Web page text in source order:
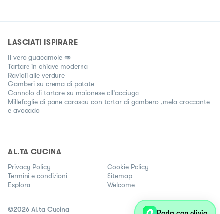
LASCIATI ISPIRARE
Il vero guacamole 🥑
Tartare in chiave moderna
Ravioli alle verdure
Gamberi su crema di patate
Cannolo di tartare su maionese all'acciuga
Millefoglie di pane carasau con tartar di gambero ,mela croccante
e avocado
AL.TA CUCINA
Privacy Policy
Cookie Policy
Termini e condizioni
Sitemap
Esplora
Welcome
©2026 Al.ta Cucina